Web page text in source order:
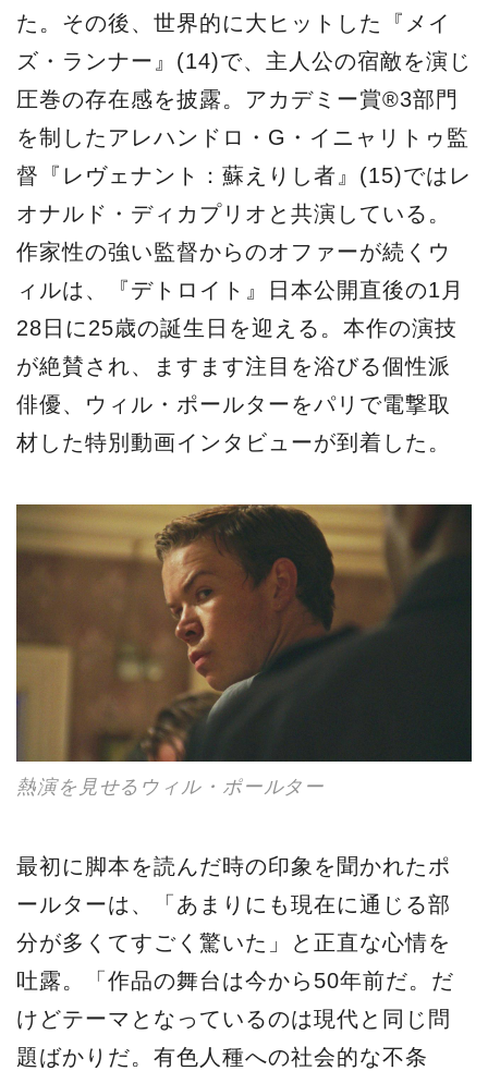
た。その後、世界的に大ヒットした『メイ
ズ・ランナー』(14)で、主人公の宿敵を演じ
圧巻の存在感を披露。アカデミー賞®3部門
を制したアレハンドロ・G・イニャリトゥ監
督『レヴェナント：蘇えりし者』(15)ではレ
オナルド・ディカプリオと共演している。
作家性の強い監督からのオファーが続くウ
ィルは、『デトロイト』日本公開直後の1月
28日に25歳の誕生日を迎える。本作の演技
が絶賛され、ますます注目を浴びる個性派
俳優、ウィル・ポールターをパリで電撃取
材した特別動画インタビューが到着した。
熱演を見せるウィル・ポールター
最初に脚本を読んだ時の印象を聞かれたポ
ールターは、「あまりにも現在に通じる部
分が多くてすごく驚いた」と正直な心情を
吐露。「作品の舞台は今から50年前だ。だ
けどテーマとなっているのは現代と同じ問
題ばかりだ。有色人種への社会的な不条